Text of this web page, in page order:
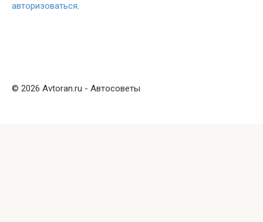
авторизоваться.
© 2026 Avtoran.ru - Автосоветы